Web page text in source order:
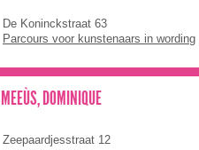
De Koninckstraat 63
Parcours voor kunstenaars in wording
MEEÙS, DOMINIQUE
Zeepaardjesstraat 12